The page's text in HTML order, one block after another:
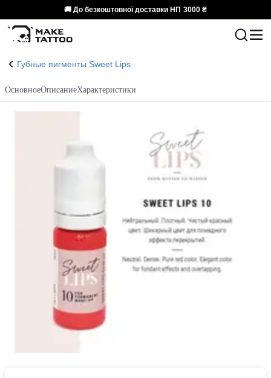
🚚 До безкоштовної доставки НП 3000 ₴
Губные пигменты Sweet Lips
ОсновноеОписаниеХарактеристики